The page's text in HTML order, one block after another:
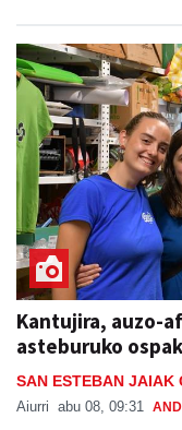
Kantujira, auzo-
asteburuko
SAN ESTEBAN JAIAK
Aiurri abu 08, 09:31